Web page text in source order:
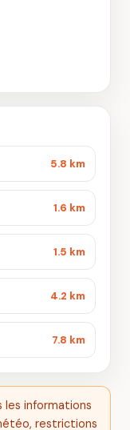
5.8 km
1.6 km
1.5 km
4.2 km
7.8 km
les informations
restrictions